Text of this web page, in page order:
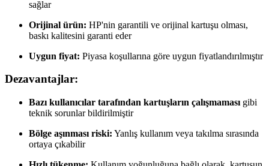
sağlar
Orijinal ürün: HP'nin garantili ve orijinal kartuşu olması,
baskı kalitesini garanti eder
Uygun fiyat: Piyasa koşullarına göre uygun fiyatlandırılmıştır
Dezavantajlar:
Bazı kullanıcılar tarafından kartuşların çalışmaması gibi
teknik sorunlar bildirilmiştir
Bölge aşınması riski: Yanlış kullanım veya takılma sırasında
ortaya çıkabilir